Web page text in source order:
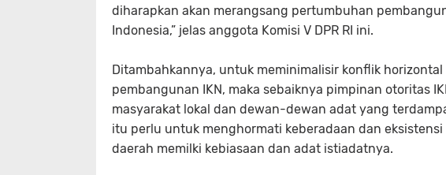
diharapkan akan merangsang pertumbuhan
Indonesia,” jelas anggota Komisi V DPR RI ini.
Ditambahkannya, untuk meminimalisir konflik
pembangunan IKN, maka sebaiknya pimpinan otoritas
masyarakat lokal dan dewan-dewan adat yang
itu perlu untuk menghormati keberadaan dan
daerah memilki kebiasaan dan adat istiadatnya.